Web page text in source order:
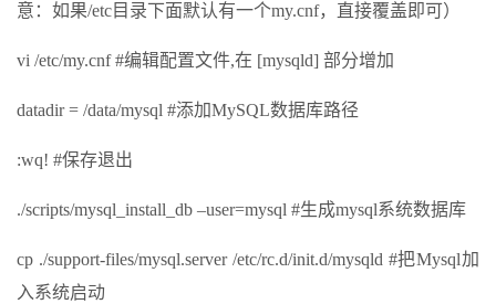
意：如果/etc目录下面默认有一个my.cnf，直接覆盖即可）
vi /etc/my.cnf #编辑配置文件,在 [mysqld] 部分增加
datadir = /data/mysql #添加MySQL数据库路径
:wq! #保存退出
./scripts/mysql_install_db –user=mysql #生成mysql系统数据库
cp ./support-files/mysql.server /etc/rc.d/init.d/mysqld #把Mysql加
入系统启动